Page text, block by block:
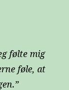
følte mig
føle, at